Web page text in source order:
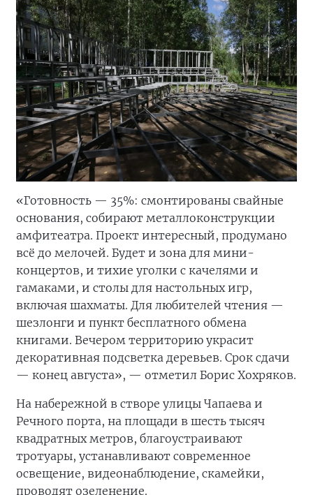
«Готовность — 35%: смонтированы свайные
основания, собирают металлоконструкции
амфитеатра. Проект интересный, продумано
всё до мелочей. Будет и зона для мини-
концертов, и тихие уголки с качелями и
гамаками, и столы для настольных игр,
включая шахматы. Для любителей чтения —
шезлонги и пункт бесплатного обмена
книгами. Вечером территорию украсит
декоративная подсветка деревьев. Срок сдачи
— конец августа», — отметил Борис Хохряков.
На набережной в створе улицы Чапаева и
Речного порта, на площади в шесть тысяч
квадратных метров, благоустраивают
тротуары, устанавливают современное
освещение, видеонаблюдение, скамейки,
проводят озеленение.